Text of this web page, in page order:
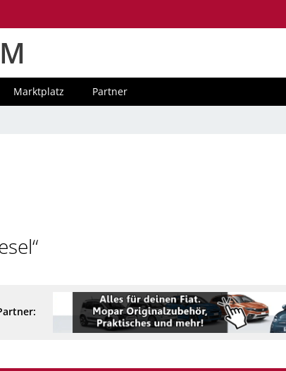
Marktplatz Partner